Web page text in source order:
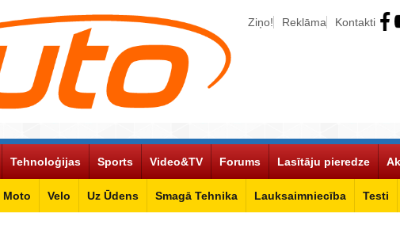
Ziņo! Reklāma Kontakti
Moto Velo Uz Ūdens Smagā Tehnika Lauksaimniecība Testi
Tehnoloģijas Sports Video&TV Forums Lasītāju pieredze